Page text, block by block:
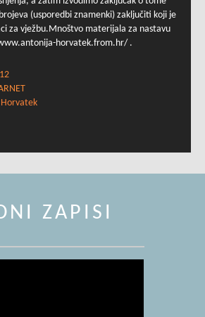
(usporedbi znamenki) zaključiti koji je
za vježbu.Mnoštvo materijala za nastavu
horvatek.from.hr/ .
ZAPISI